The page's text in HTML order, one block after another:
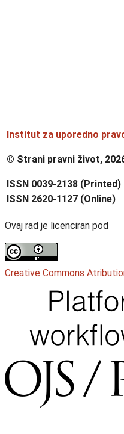
Institut za uporedno
© Strani pravni život,
ISSN 0039-2138 (Printed)
ISSN 2620-1127 (Online)
Ovaj rad je licenciran pod
Creative Commons